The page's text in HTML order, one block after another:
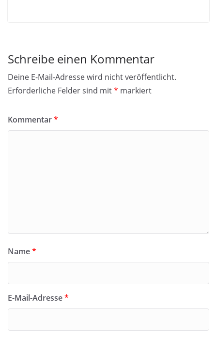
Schreibe einen Kommentar
Deine E-Mail-Adresse wird nicht veröffentlicht.
Erforderliche Felder sind mit* markiert
Kommentar*
Name*
E-Mail-Adresse*